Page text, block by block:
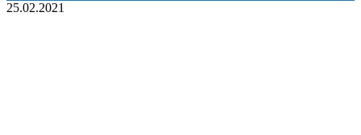
25.02.2021